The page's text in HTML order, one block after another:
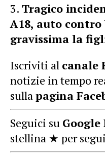
Tragico
A18, auto
gravissima la
Iscriviti al canale
notizie in tempo
sullapagina
Seguici su Google
stellina ★ per